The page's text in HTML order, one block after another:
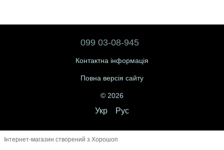
099 03-08-945
Контактна інформація
Повна версія сайту
© 2026
Укр Рус
Інтернет-магазин створений з Хорошоп